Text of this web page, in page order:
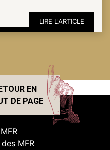
LIRE L'ARTICLE
EN
DE PAGE
MFR